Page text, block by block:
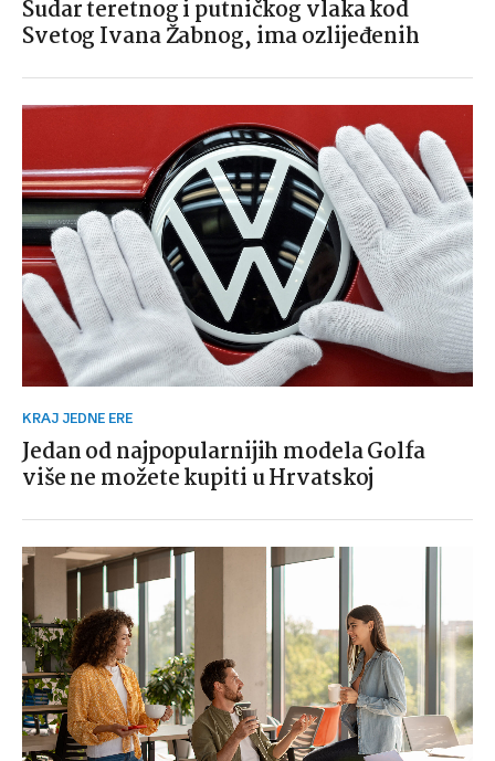
Sudar teretnog i putničkog vlaka kod
Svetog Ivana Žabnog, ima ozlijeđenih
KRAJ JEDNE ERE
Jedan od najpopularnijih modela Golfa
više ne možete kupiti u Hrvatskoj